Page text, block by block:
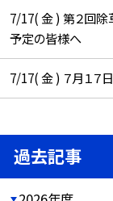
7/17( 金 ) 第２回除
予定の皆様へ
7/17( 金 ) ７月１７
過去記事